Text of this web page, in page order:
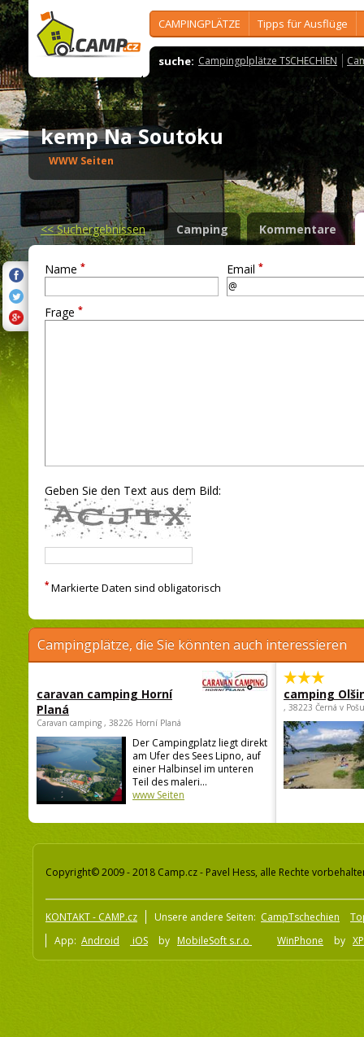
CAMPINGPLÄTZE Tipps für Ausflüge
suche: Campingplplätze TSCHECHIEN
kemp Na Soutoku
WWW Seiten
<<Suchergebnissen Camping Kommentare
Name * Email *
Frage *
Geben Sie den Text aus dem Bild:
* Markierte Daten sind obligatorisch
Campingplätze, die Sie könnten auch interessieren
caravan camping Horní
Planá
Caravan camping , 38226 Horní Planá
Der Campingplatz liegt direkt
am Ufer des Sees Lipno, auf
einer Halbinsel im unteren
Teil des maleri...
www Seiten
camping
, 38223 Černá v
Copyright© 2009 - 2018 Camp.cz - Pavel Hess, alle Rechte
KONTAKT - CAMP.cz Unsere andere Seiten: CampTschechien
App: Android iOS by MobileSoft s.r.o WinPhone by